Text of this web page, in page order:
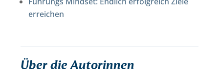
erreichen
Über die Autorinnen